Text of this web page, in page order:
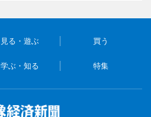
見る・遊ぶ 買う
学ぶ・知る 特集